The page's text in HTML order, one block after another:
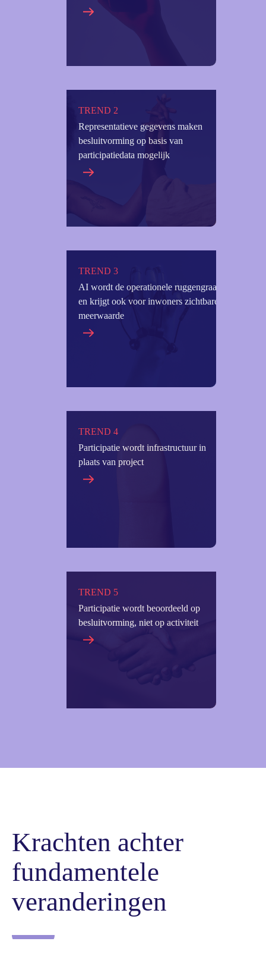
TREND 2
Representatieve gegevens maken
besluitvorming op basis van
participatiedata mogelijk
TREND 3
AI wordt de operationele ruggengraat
en krijgt ook voor inwoners zichtbare
meerwaarde
TREND 4
Participatie wordt infrastructuur in
plaats van project
TREND 5
Participatie wordt beoordeeld op
besluitvorming, niet op activiteit
Krachten achter
fundamentele
veranderingen